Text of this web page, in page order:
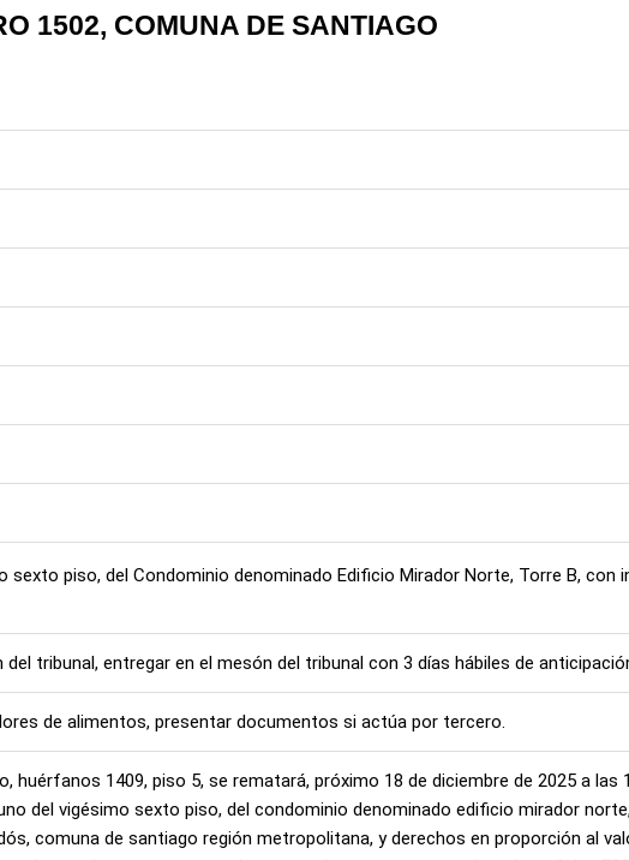
1502, COMUNA DE SANTIAGO
sexto piso, del Condominio denominado Edificio Mirador Norte, Torre B, con
del tribunal, entregar en el mesón del tribunal con 3 días hábiles de
de alimentos, presentar documentos si actúa por tercero.
1409, piso 5, se rematará, próximo 18 de diciembre de 2025 a las
del vigésimo sexto piso, del condominio denominado edificio mirador
comuna de santiago región metropolitana, y derechos en proporción al